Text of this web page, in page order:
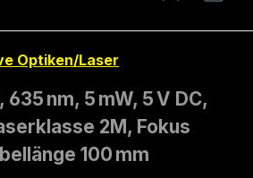
Optiken/Laser
635 nm, 5 mW, 5 V DC,
2M, Fokus
100 mm